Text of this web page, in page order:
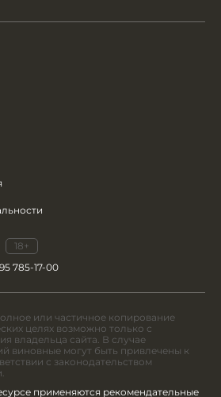
18+
785-17-00
или частичное копирование
целях возможно только с
владельца сайта. В случае
виновные могут быть привлечены к
с законодательством
применяются рекомендательные